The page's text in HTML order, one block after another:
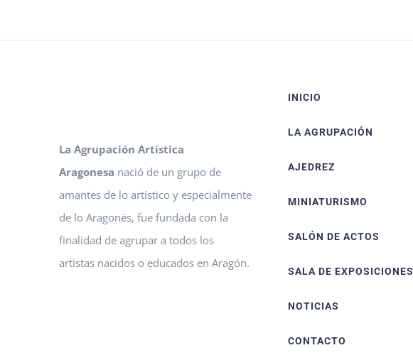
La Agrupación Artística
Aragonesa nació de un grupo de
amantes de lo artístico y especialmente
de lo Aragonés, fue fundada con la
finalidad de agrupar a todos los
artistas nacidos o educados en Aragón.
INICIO
LA AGRUPACIÓN
AJEDREZ
MINIATURISMO
SALÓN DE ACTOS
SALA DE EXPOSICIONES
NOTICIAS
CONTACTO